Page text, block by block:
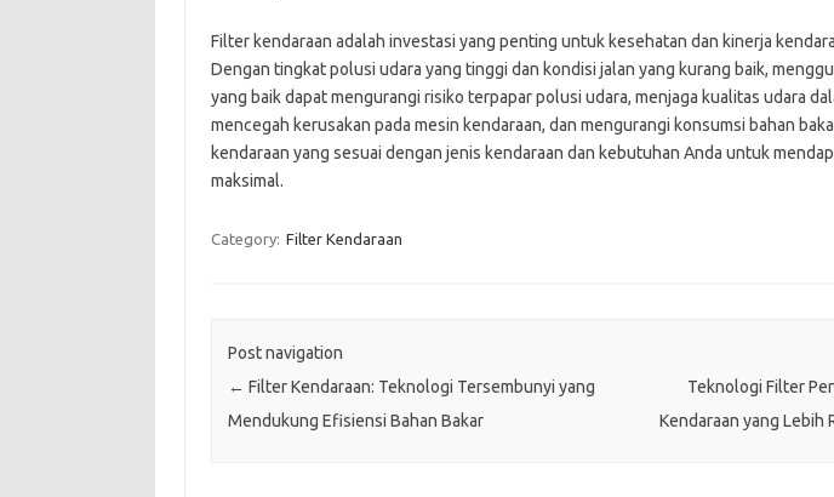
Filter kendaraan adalah investasi yang penting untuk kesehatan dan kinerja
Dengan tingkat polusi udara yang tinggi dan kondisi jalan yang kurang baik,
yang baik dapat mengurangi risiko terpapar polusi udara, menjaga kualitas udara
mencegah kerusakan pada mesin kendaraan, dan mengurangi konsumsi bahan
kendaraan yang sesuai dengan jenis kendaraan dan kebutuhan Anda untuk
maksimal.
Category: Filter Kendaraan
Post navigation
← Filter Kendaraan: Teknologi Tersembunyi yang
Mendukung Efisiensi Bahan Bakar
Teknologi Filter
Kendaraan yang Lebih